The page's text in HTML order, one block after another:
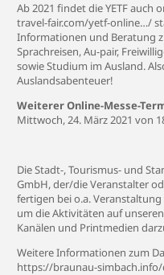
Ab 2021 findet die YETF
travel-fair.com/yetf-online…/
Informationen und Beratung
Sprachreisen, Au-pair,
sowie Studium im Ausland.
Auslandsabenteuer!
Weiterer Online-Messe-
Mittwoch, 24. März 2021 von
Die Stadt-, Tourismus- und
GmbH, der/die Veranstalter
fertigen bei o.a.
um die Aktivitäten auf
Kanälen und Printmedien
Weitere Informationen zum
https://braunau-